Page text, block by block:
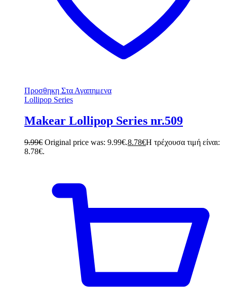
Προσθηκη Στα Αγαπημενα
Lollipop Series
Makear Lollipop Series nr.509
9.99€ Original price was: 9.99€.8.78€Η τρέχουσα τιμή είναι:
8.78€.